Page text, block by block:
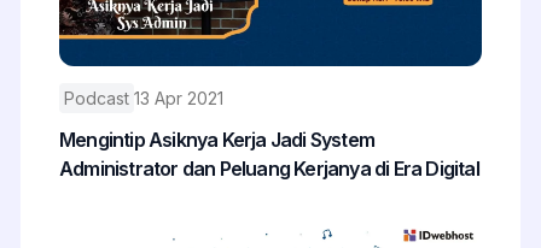
Podcast 13 Apr 2021
Mengintip Asiknya Kerja Jadi System
Administrator dan Peluang Kerjanya di Era Digital